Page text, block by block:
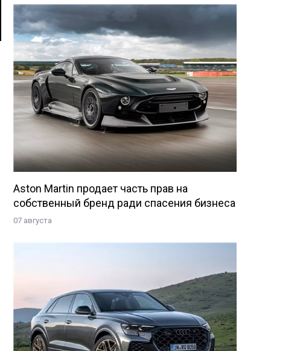
Aston Martin продает часть прав на
собственный бренд ради спасения бизнеса
07 августа